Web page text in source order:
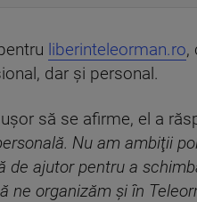
liberinteleorman.ro,
dar şi personal.
să se afirme, el a
Nu am ambiţii
de ajutor pentru a
ne organizăm şi în